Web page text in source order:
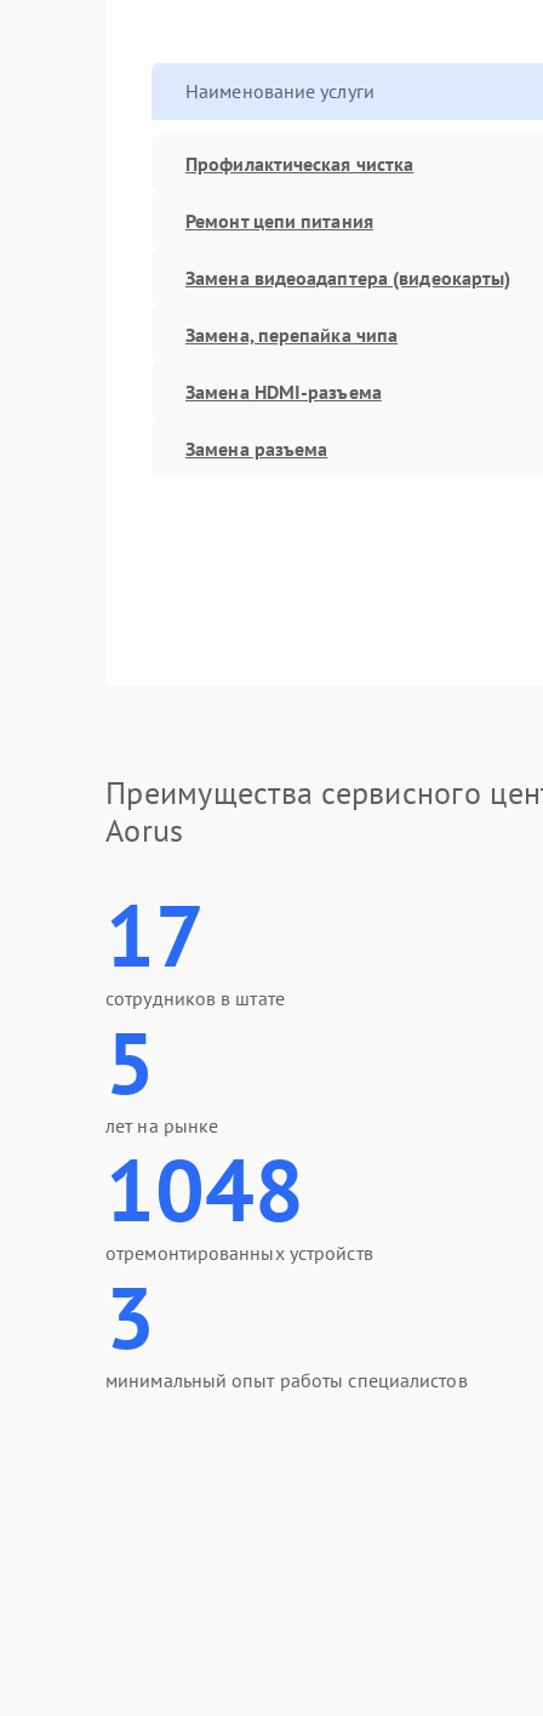
Наименование услуги
Профилактическая чистка
Ремонт цепи питания
Замена видеоадаптера (видеокарты)
Замена, перепайка чипа
Замена HDMI-разъема
Замена разъема
Преимущества сервисного
Aorus
17
сотрудников в штате
5
лет на рынке
1048
отремонтированных устройств
3
минимальный опыт работы специалистов